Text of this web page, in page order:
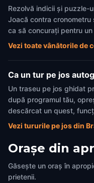
Rezolvă indicii și puzzle-
Joacă contra cronometru
ca să concurați pentru
Vezi toate vânătorile de
Ca un tur pe jos
Un traseu pe jos ghidat
după programul tău,
descărcat un quest,
Vezi tururile pe jos din
Orașe din
Găsește un oraș în
prietenii.